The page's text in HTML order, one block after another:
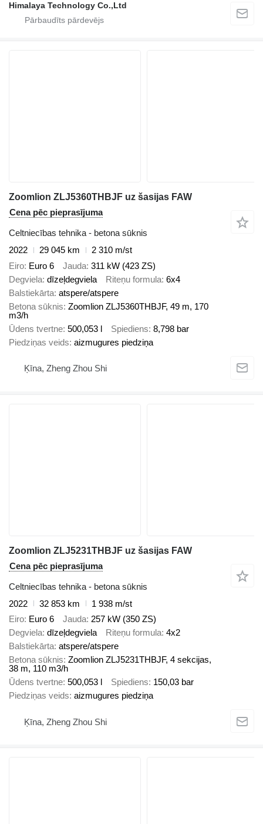
Himalaya Technology Co.,Ltd
Zoomlion ZLJ5360THBJF uz šasijas FAW
Cena pēc pieprasījuma
Celtniecības tehnika - betona sūknis
2022
29 045 km
2 310 m/st
Eiro Euro 6 Jauda 311 kW (423 ZS)
Degviela dīzeļdegviela Riteņu formula 6x4
Balstiekārta atspere/atspere
Betona sūknis Zoomlion ZLJ5360THBJF, 49 m, 170
m3/h
Ūdens tvertne 500,053 l Spiediens 8,798 bar
Piedziņas veids aizmugures piedziņa
Ķīna, Zheng Zhou Shi
Zoomlion ZLJ5231THBJF uz šasijas FAW
Cena pēc pieprasījuma
Celtniecības tehnika - betona sūknis
2022
32 853 km
1 938 m/st
Eiro Euro 6 Jauda 257 kW (350 ZS)
Degviela dīzeļdegviela Riteņu formula 4x2
Balstiekārta atspere/atspere
Betona sūknis Zoomlion ZLJ5231THBJF, 4 sekcijas,
38 m, 110 m3/h
Ūdens tvertne 500,053 l Spiediens 150,03 bar
Piedziņas veids aizmugures piedziņa
Ķīna, Zheng Zhou Shi